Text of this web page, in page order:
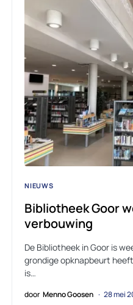
NIEUWS
Bibliotheek Goor
verbouwing
De Bibliotheek in Goor is
grondige opknapbeurt
is…
door Menno Goosen 28 mei